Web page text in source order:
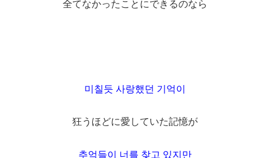
全てなかったことにできるのなら
미칠듯 사랑했던 기억이
狂うほどに愛していた記憶が
추억들이 너를 찾고 있지만